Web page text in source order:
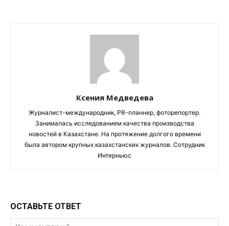
Ксения Медведева
Журналист-международник, PR-планнер, фоторепортер.
Занималась исследованием качества производства
новостей в Казахстане. На протяжение долгого времени
была автором крупных казахстанских журналов. Сотрудник
Интерньюс
ОСТАВЬТЕ ОТВЕТ